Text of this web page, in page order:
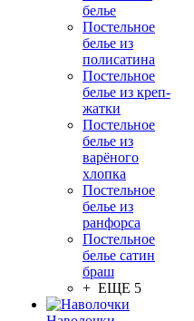
белье
Постельное
белье из
полисатина
Постельное
белье из креп-
жатки
Постельное
белье из
варёного
хлопка
Постельное
белье из
ранфорса
Постельное
белье сатин
браш
+ ЕЩЕ 5